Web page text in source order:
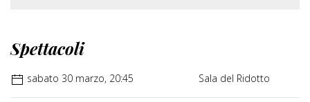
Spettacoli
sabato 30 marzo, 20:45 Sala del Ridotto